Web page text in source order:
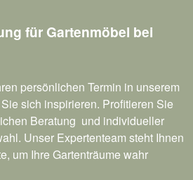
für Gartenmöbel bei
persönlichen Termin in unserem
sich inspirieren. Profitieren Sie
Beratung und individueller
Unser Expertenteam steht Ihnen
um Ihre Gartenträume wahr